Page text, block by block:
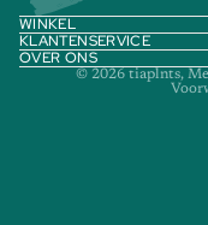
WINKEL
KLANTENSERVICE
OVER ONS
© 2026 tiaplnts,
Algemene